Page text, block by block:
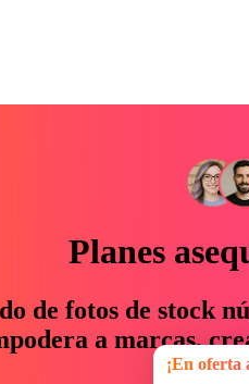
Planes
de fotos de stock
a marcas,
un 76
¡En oferta